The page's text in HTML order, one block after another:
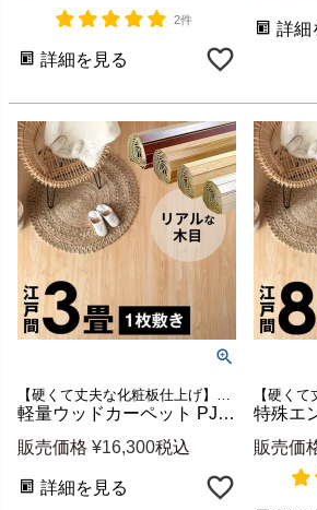
2件
詳細を見る
詳細
【硬くて丈夫な化粧板仕上げ】江戸間3畳用ウッドカーペット
軽量ウッドカーペット PJ-40 江戸間3畳用 約175×260cm 1梱包 [cpt-pj40-e30]
販売価格 ¥16,300税込
詳細を見る
販売価